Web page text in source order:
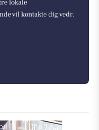
lokale
vil kontakte dig vedr.